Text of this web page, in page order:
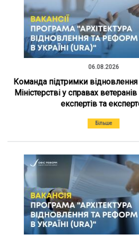
Команда підтримки
Міністерства енергетики
експертів/
Більше
Група підтримки
Міністерстві економіки та
(Мінекономіки), команда з
довкілля проводить набір